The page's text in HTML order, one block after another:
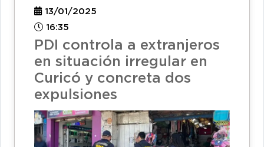
13/01/2025
16:35
PDI controla a extranjeros
en situación irregular en
Curicó y concreta dos
expulsiones